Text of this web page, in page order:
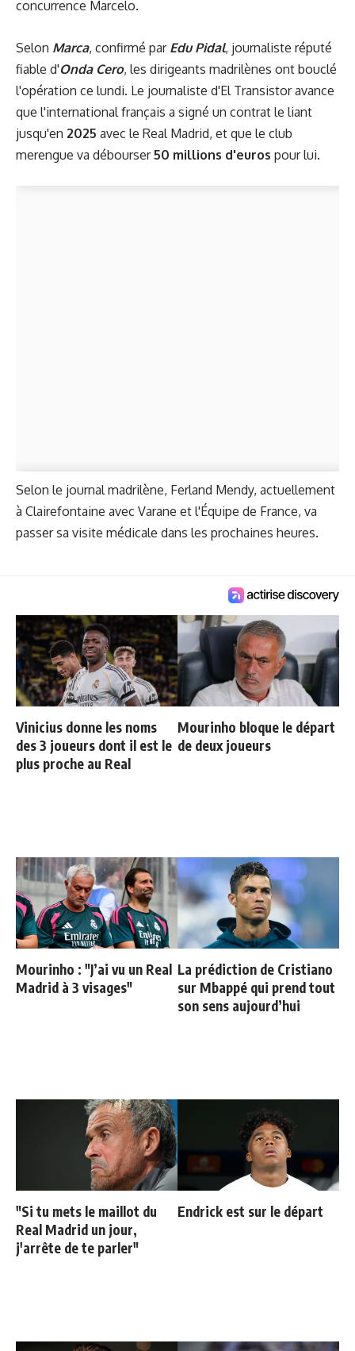
concurrence Marcelo.
Selon Marca, confirmé par Edu Pidal, journaliste réputé
fiable d'Onda Cero, les dirigeants madrilènes ont bouclé
l'opération ce lundi. Le journaliste d'El Transistor avance
que l'international français a signé un contrat le liant
jusqu'en 2025 avec le Real Madrid, et que le club
merengue va débourser50 millions d'euros pour lui.
Selon le journal madrilène, Ferland Mendy, actuellement
à Clairefontaine avec Varane et l'Équipe de France, va
passer sa visite médicale dans les prochaines heures.
Vinicius donne les noms
des 3 joueurs dont il est le
plus proche au Real
Mourinho bloque le départ
de deux joueurs
Mourinho : "J’ai vu un Real
Madrid à 3 visages"
La prédiction de Cristiano
sur Mbappé qui prend tout
son sens aujourd’hui
"Si tu mets le maillot du
Real Madrid un jour,
j'arrête de te parler"
Endrick est sur le départ